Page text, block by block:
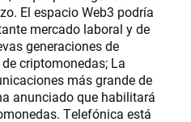
El espacio Web3 podría
mercado laboral y de
generaciones de
criptomonedas; La
más grande de
anunciado que habilitará
Telefónica está